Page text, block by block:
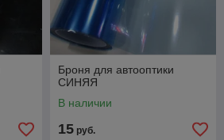
Броня для автооптики
СИНЯЯ
В наличии
15 руб.